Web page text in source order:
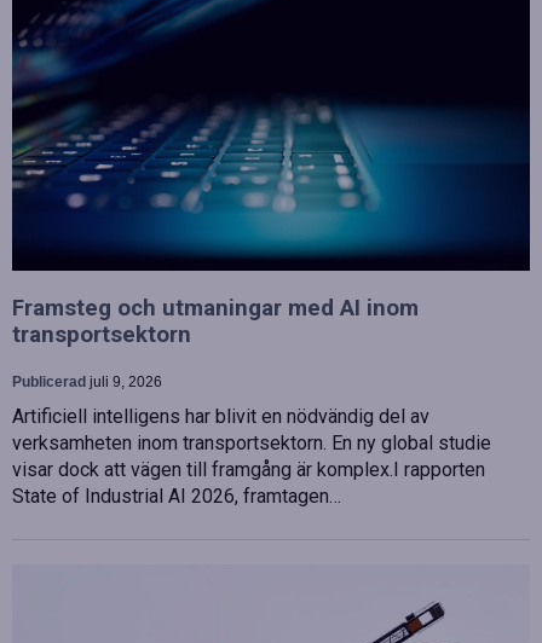
Framsteg och utmaningar med AI inom
transportsektorn
Publicerad juli 9, 2026
Artificiell intelligens har blivit en nödvändig del av
verksamheten inom transportsektorn. En ny global studie
visar dock att vägen till framgång är komplex.I rapporten
State of Industrial AI 2026, framtagen…